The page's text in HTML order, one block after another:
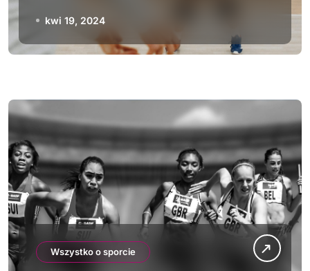
kwi 19, 2024
Wszystko o sporcie